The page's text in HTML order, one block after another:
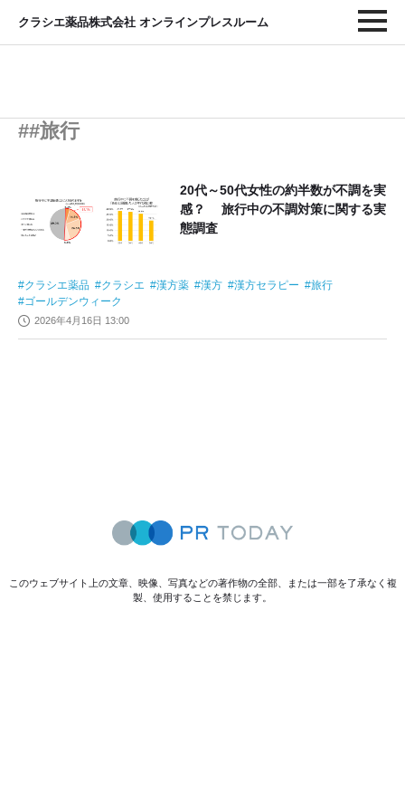
クラシエ薬品株式会社 オンラインプレスルーム
##旅行
20代～50代女性の約半数が不調を実
感？ 旅行中の不調対策に関する実
態調査
クラシエ薬品 クラシエ 漢方薬 漢方 漢方セラピー
旅行
ゴールデンウィーク
2026年4月16日 13:00
このウェブサイト上の文章、映像、写真などの著作物の全部、または一部を了承なく複
製、使用することを禁じます。